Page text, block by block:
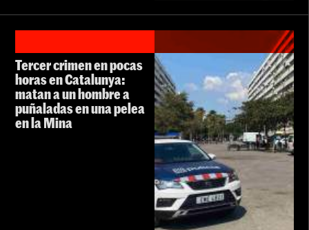
Tercer crimen en pocas
horas en Catalunya:
matan a un hombre a
puñaladas en una pelea
en la Mina